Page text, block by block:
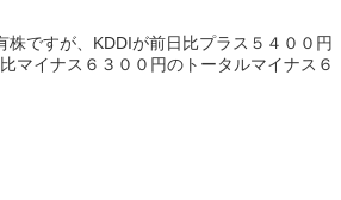
ですが、KDDIが前日比プラス５４００円
マイナス６３００円のトータルマイナス６